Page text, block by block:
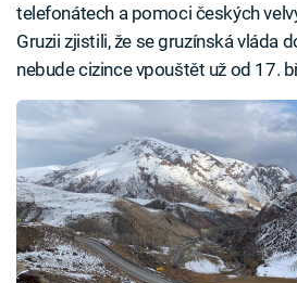
telefonátech a pomoci českých
Gruzii zjistili, že se gruzínská vláda
nebude cizince vpouštět už od 17.